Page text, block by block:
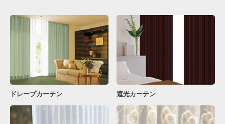
ドレープカーテン 遮光カーテン